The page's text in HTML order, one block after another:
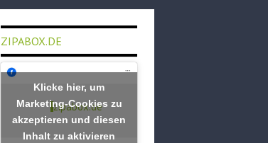
ZIPABOX.DE
zipabox.de
Klicke hier, um
Marketing-Cookies zu
akzeptieren und diesen
Inhalt zu aktivieren